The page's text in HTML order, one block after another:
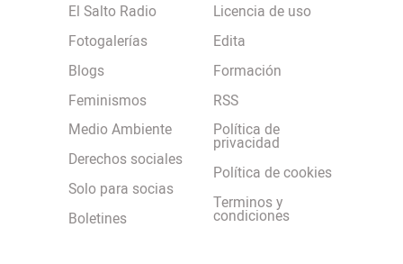
El Salto Radio
Fotogalerías
Blogs
Feminismos
Medio Ambiente
Derechos sociales
Solo para socias
Boletines
Licencia de uso
Edita
Formación
RSS
Política de
privacidad
Política de cookies
Terminos y
condiciones